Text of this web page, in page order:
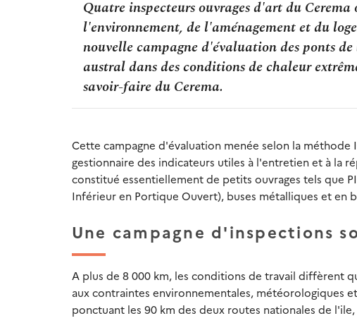
Quatre inspecteurs ouvrages d'art du
l'environnement, de l'aménagement et du
nouvelle campagne d'évaluation des ponts
austral dans des conditions de chaleur
savoir-faire du Cerema.
Cette campagne d'évaluation menée selon la méthode
gestionnaire des indicateurs utiles à l'entretien et à la
constitué essentiellement de petits ouvrages tels que
Inférieur en Portique Ouvert), buses métalliques et
Une campagne d'inspections
A plus de 8 000 km, les conditions de travail diffèrent
aux contraintes environnementales, météorologiques
ponctuant les 90 km des deux routes nationales de